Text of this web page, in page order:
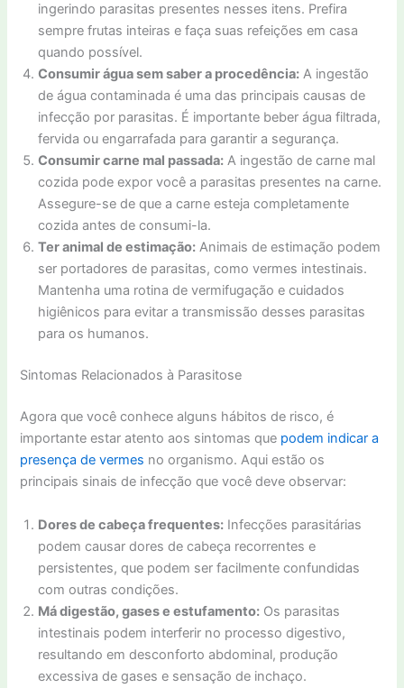
ingerindo parasitas presentes nesses itens. Prefira
sempre frutas inteiras e faça suas refeições em casa
quando possível.
Consumir água sem saber a procedência: A ingestão
de água contaminada é uma das principais causas de
infecção por parasitas. É importante beber água filtrada,
fervida ou engarrafada para garantir a segurança.
Consumir carne mal passada: A ingestão de carne mal
cozida pode expor você a parasitas presentes na carne.
Assegure-se de que a carne esteja completamente
cozida antes de consumi-la.
Ter animal de estimação: Animais de estimação podem
ser portadores de parasitas, como vermes intestinais.
Mantenha uma rotina de vermifugação e cuidados
higiênicos para evitar a transmissão desses parasitas
para os humanos.
Sintomas Relacionados à Parasitose
Agora que você conhece alguns hábitos de risco, é
importante estar atento aos sintomas que podem indicar a
presença de vermes no organismo. Aqui estão os
principais sinais de infecção que você deve observar:
Dores de cabeça frequentes: Infecções parasitárias
podem causar dores de cabeça recorrentes e
persistentes, que podem ser facilmente confundidas
com outras condições.
Má digestão, gases e estufamento: Os parasitas
intestinais podem interferir no processo digestivo,
resultando em desconforto abdominal, produção
excessiva de gases e sensação de inchaço.